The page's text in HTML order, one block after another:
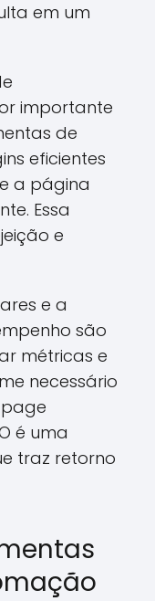
em um
importante
de
eficientes
a página
Essa
e
e a
são
métricas e
necessário
é uma
traz retorno